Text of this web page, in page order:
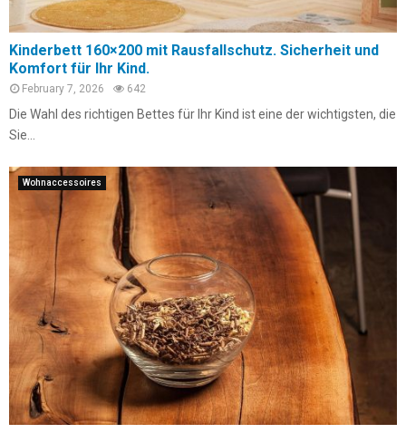
Kinderbett 160×200 mit Rausfallschutz. Sicherheit und
Komfort für Ihr Kind.
February 7, 2026 642
Die Wahl des richtigen Bettes für Ihr Kind ist eine der wichtigsten, die
Sie...
Wohnaccessoires